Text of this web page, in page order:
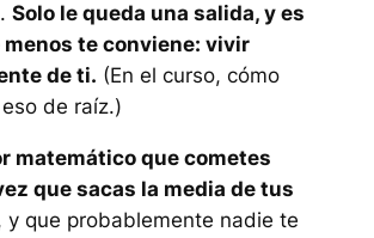
Solo le queda una salida, y es
menos te conviene: vivir
de ti. (En el curso, cómo
de raíz.)
matemático que cometes
que sacas la media de tus
y que probablemente nadie te